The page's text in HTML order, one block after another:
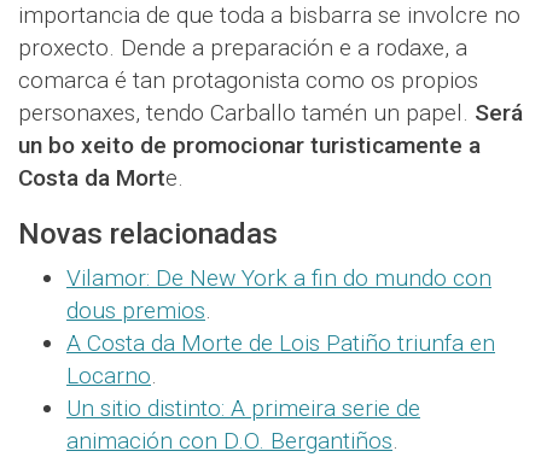
importancia de que toda a bisbarra se involcre no
proxecto. Dende a preparación e a rodaxe, a
comarca é tan protagonista como os propios
personaxes, tendo Carballo tamén un papel. Será
un bo xeito de promocionar turisticamente a
Costa da Morte.
Novas relacionadas
Vilamor: De New York a fin do mundo con
dous premios.
A Costa da Morte de Lois Patiño triunfa en
Locarno.
Un sitio distinto: A primeira serie de
animación con D.O. Bergantiños.